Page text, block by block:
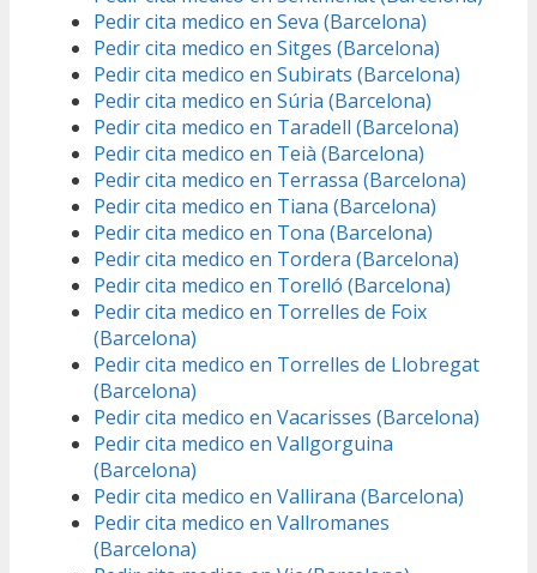
Pedir cita medico en Seva (Barcelona)
Pedir cita medico en Sitges (Barcelona)
Pedir cita medico en Subirats (Barcelona)
Pedir cita medico en Súria (Barcelona)
Pedir cita medico en Taradell (Barcelona)
Pedir cita medico en Teià (Barcelona)
Pedir cita medico en Terrassa (Barcelona)
Pedir cita medico en Tiana (Barcelona)
Pedir cita medico en Tona (Barcelona)
Pedir cita medico en Tordera (Barcelona)
Pedir cita medico en Torelló (Barcelona)
Pedir cita medico en Torrelles de Foix
(Barcelona)
Pedir cita medico en Torrelles de Llobregat
(Barcelona)
Pedir cita medico en Vacarisses (Barcelona)
Pedir cita medico en Vallgorguina
(Barcelona)
Pedir cita medico en Vallirana (Barcelona)
Pedir cita medico en Vallromanes
(Barcelona)